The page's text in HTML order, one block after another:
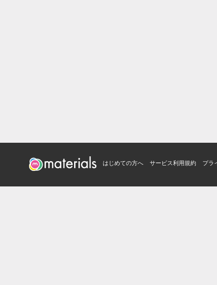
はじめての方へ サービス利用規約 プラ